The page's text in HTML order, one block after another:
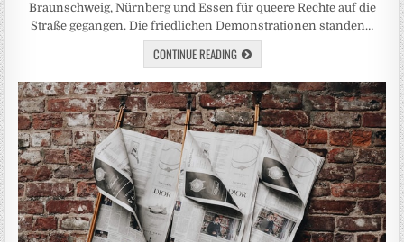
Braunschweig, Nürnberg und Essen für queere Rechte auf die
Straße gegangen. Die friedlichen Demonstrationen standen…
CONTINUE READING